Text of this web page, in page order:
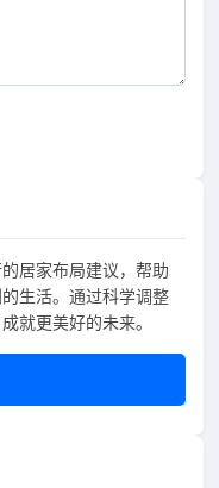
居家布局建议，帮助
生活。通过科学调整
就更美好的未来。